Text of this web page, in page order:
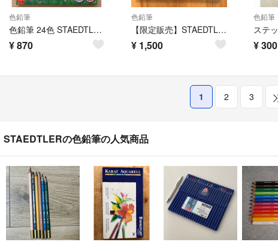
色鉛筆
色鉛筆 24色 STAEDTLER ステッドラー
¥870
色鉛筆
【限定販売】STAEDTLER 水彩色鉛筆 24色
¥ 1,500
色鉛筆
¥300
1 2 3
STAEDTLERの色鉛筆の人気商品